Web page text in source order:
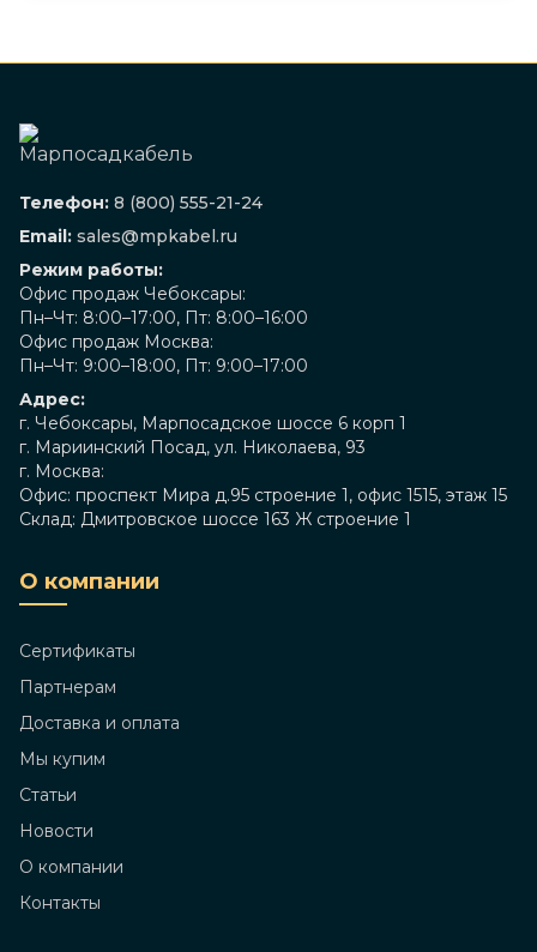
Телефон: 8 (800) 555-21-24
Email: sales@mpkabel.ru
Режим работы:
Офис продаж Чебоксары:
Пн–Чт: 8:00–17:00, Пт: 8:00–16:00
Офис продаж Москва:
Пн–Чт: 9:00–18:00, Пт: 9:00–17:00
Адрес:
г. Чебоксары, Марпосадское шоссе 6 корп 1
г. Мариинский Посад, ул. Николаева, 93
г. Москва:
Офис: проспект Мира д.95 строение 1, офис 1515, этаж 15
Склад: Дмитровское шоссе 163 Ж строение 1
О компании
Сертификаты
Партнерам
Доставка и оплата
Мы купим
Статьи
Новости
О компании
Контакты